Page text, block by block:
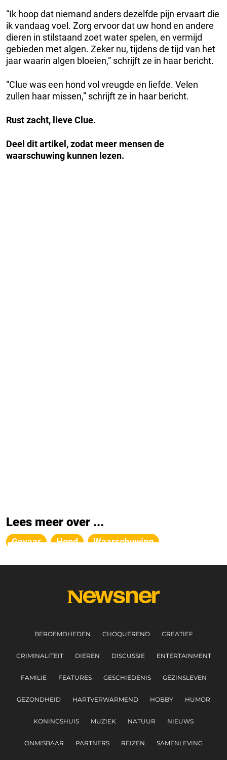
“Ik hoop dat niemand anders dezelfde pijn ervaart die
ik vandaag voel. Zorg ervoor dat uw hond en andere
dieren in stilstaand zoet water spelen, en vermijd
gebieden met algen. Zeker nu, tijdens de tijd van het
jaar waarin algen bloeien,” schrijft ze in haar bericht.
“Clue was een hond vol vreugde en liefde. Velen
zullen haar missen,” schrijft ze in haar bericht.
Rust zacht, lieve Clue.
Deel dit artikel, zodat meer mensen de
waarschuwing kunnen lezen.
Lees meer over ...
Gevaar Hond Waarschuwing
BEROEMDHEDEN CHOQUEREND CREATIEF
CRIMINALITEIT DIEREN DISCUSSIE ENTERTAINMENT
FAMILIE FEATURES GESCHIEDENIS GEZINSLEVEN
GEZONDHEID HARTVERWARMEND HOBBY HUMOR
KONINGSHUIS MUZIEK NATUUR NIEUWS
ONMISBAAR PARTNERS REIZEN SAMENLEVING